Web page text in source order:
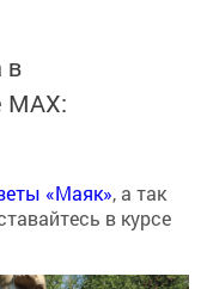
в
MАХ:
«Маяк», а так
в курсе